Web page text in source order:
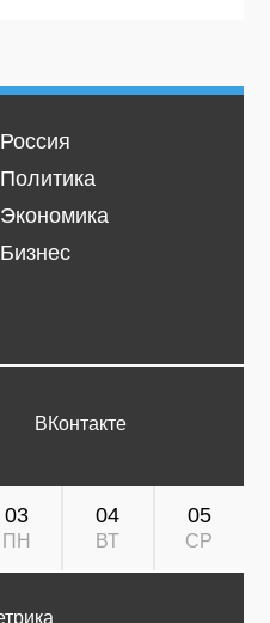
Россия
Политика
Экономика
Бизнес
ВКонтакте
03
ПН
04
ВТ
05
СР